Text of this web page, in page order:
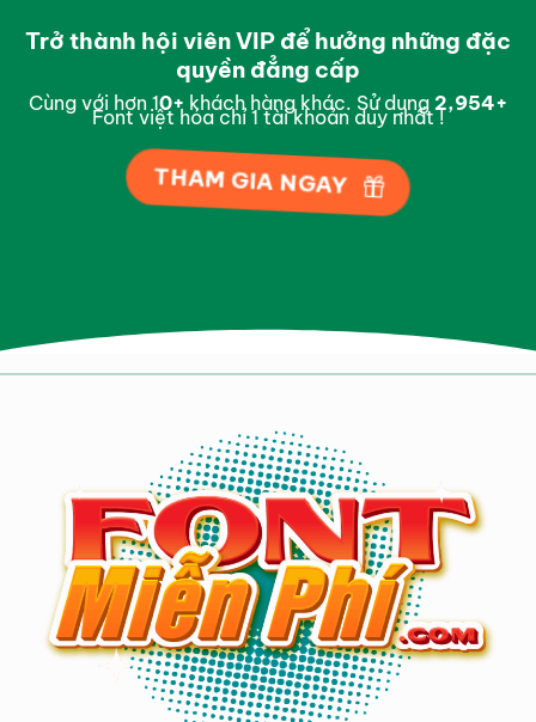
Trở thành hội viên VIP để hưởng những đặc
quyền đẳng cấp
Cùng với hơn 10+ khách hàng khác. Sử dụng 2,997+
Font việt hóa chỉ 1 tài khoản duy nhất !
THAM GIA NGAY